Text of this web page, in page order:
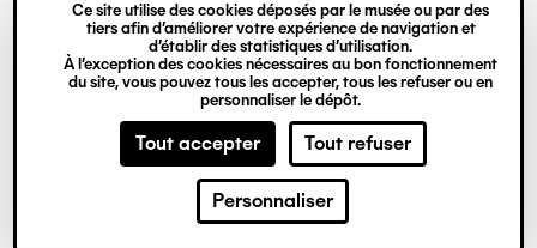
Ce site utilise des cookies déposés par le musée ou par des
tiers afin d’améliorer votre expérience de navigation et
d’établir des statistiques d’utilisation.
À l’exception des cookies nécessaires au bon fonctionnement
du site, vous pouvez tous les accepter, tous les refuser ou en
personnaliser le dépôt.
Tout accepter Tout refuser
Personnaliser
La collection en
ligne
Riche de plus de 8 000 œuvres, la collection du LaM est